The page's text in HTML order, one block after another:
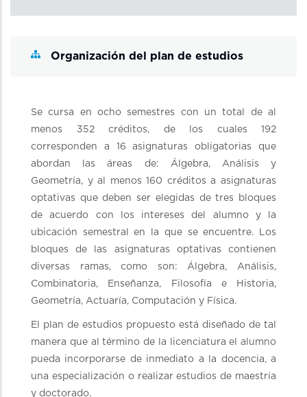
Organización del plan de estudios
Se cursa en ocho semestres con un total de al
menos 352 créditos, de los cuales 192
corresponden a 16 asignaturas obligatorias que
abordan las áreas de: Álgebra, Análisis y
Geometría, y al menos 160 créditos a asignaturas
optativas que deben ser elegidas de tres bloques
de acuerdo con los intereses del alumno y la
ubicación semestral en la que se encuentre. Los
bloques de las asignaturas optativas contienen
diversas ramas, como son: Álgebra, Análisis,
Combinatoria, Enseñanza, Filosofía e Historia,
Geometría, Actuaría, Computación y Física.
El plan de estudios propuesto está diseñado de tal
manera que al término de la licenciatura el alumno
pueda incorporarse de inmediato a la docencia, a
una especialización o realizar estudios de maestría
y doctorado.